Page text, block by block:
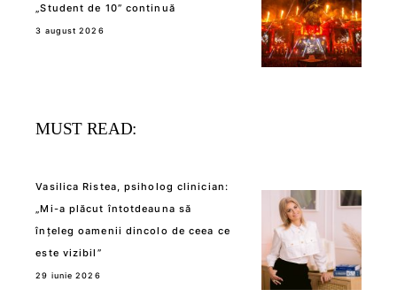
„Student de 10” continuă
3 august 2026
MUST READ:
Vasilica Ristea, psiholog clinician:
„Mi-a plăcut întotdeauna să
înțeleg oamenii dincolo de ceea ce
este vizibil”
29 iunie 2026